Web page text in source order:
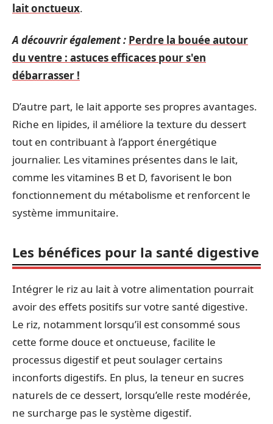
lait onctueux.
A découvrir également : Perdre la bouée autour
du ventre : astuces efficaces pour s'en
débarrasser !
D’autre part, le lait apporte ses propres avantages.
Riche en lipides, il améliore la texture du dessert
tout en contribuant à l’apport énergétique
journalier. Les vitamines présentes dans le lait,
comme les vitamines B et D, favorisent le bon
fonctionnement du métabolisme et renforcent le
système immunitaire.
Les bénéfices pour la santé digestive
Intégrer le riz au lait à votre alimentation pourrait
avoir des effets positifs sur votre santé digestive.
Le riz, notamment lorsqu’il est consommé sous
cette forme douce et onctueuse, facilite le
processus digestif et peut soulager certains
inconforts digestifs. En plus, la teneur en sucres
naturels de ce dessert, lorsqu’elle reste modérée,
ne surcharge pas le système digestif.